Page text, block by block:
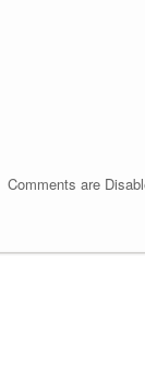
Comments are